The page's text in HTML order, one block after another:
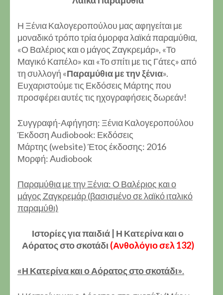
Η Ξένια Καλογεροπούλου μας αφηγείται με
μοναδικό τρόπο τρία όμορφα λαϊκά παραμύθια,
«Ο Βαλέριος και ο μάγος Ζαγκρεμάρ», «Το
Μαγικό Καπέλο» και «Το σπίτι με τις Γάτες» από
τη συλλογή «Παραμύθια με την ξένια».
Ευχαριστούμε τις Εκδόσεις Μάρτης που
προσφέρει αυτές τις ηχογραφήσεις δωρεάν!
Συγγραφή-Αφήγηση: Ξένια Καλογεροπούλου
Έκδοση Audiobook: Εκδόσεις
Μάρτης (website) Έτος έκδοσης: 2016
Μορφή: Audiobook
Παραμύθια με την Ξένια: Ο Βαλέριος και ο
μάγος Ζαγκρεμάρ (βασισμένο σε λαϊκό ιταλικό
παραμύθι)
Ιστορίες για παιδιά | Η Κατερίνα και ο
Αόρατος στο σκοτάδι (Ανθολόγιο σελ 132)
«Η Κατερίνα και ο Αόρατος στο σκοτάδι».